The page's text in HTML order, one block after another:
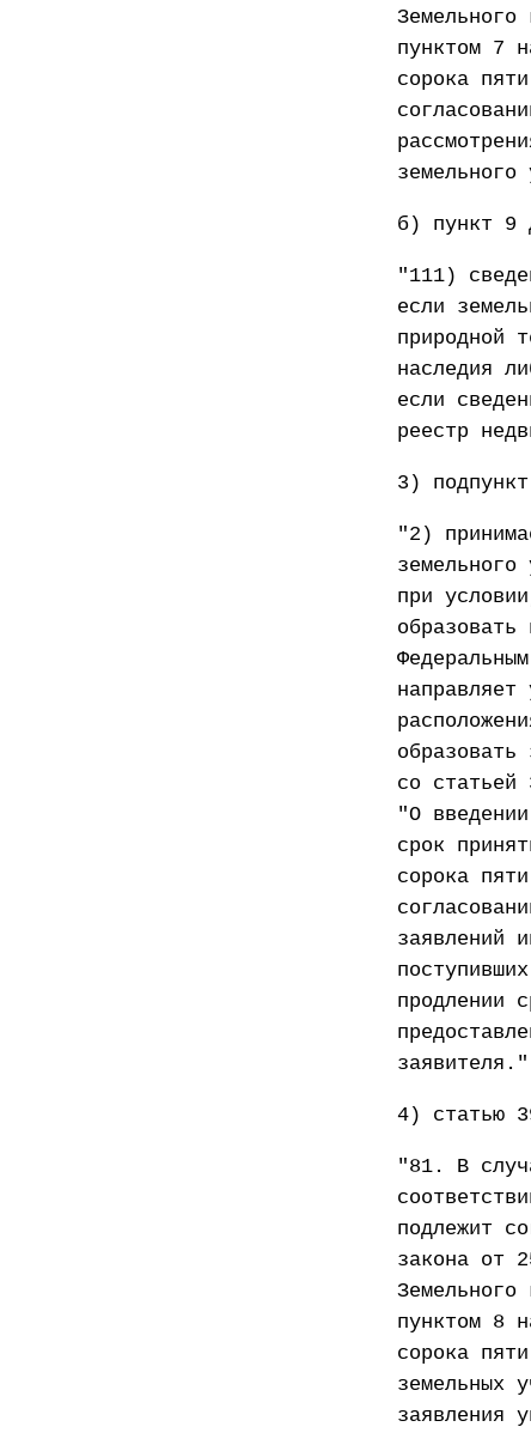
Земельного
пунктом 7
сорока
б) пункт 9
"111)
если
природной
наследия
если
реестр
3)
"2)
при
образовать
со статьей
"О
срок
сорока
заявлений
продлении
4) статью
"81. В
подлежит
закона от
Земельного
пунктом 8
сорока
земельных
заявления